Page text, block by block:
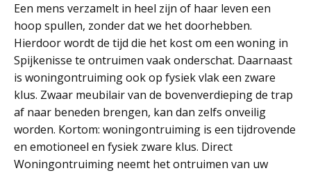
Een mens verzamelt in heel zijn of haar leven een
hoop spullen, zonder dat we het doorhebben.
Hierdoor wordt de tijd die het kost om een woning in
Spijkenisse te ontruimen vaak onderschat. Daarnaast
is woningontruiming ook op fysiek vlak een zware
klus. Zwaar meubilair van de bovenverdieping de trap
af naar beneden brengen, kan dan zelfs onveilig
worden. Kortom: woningontruiming is een tijdrovende
en emotioneel en fysiek zware klus. Direct
Woningontruiming neemt het ontruimen van uw